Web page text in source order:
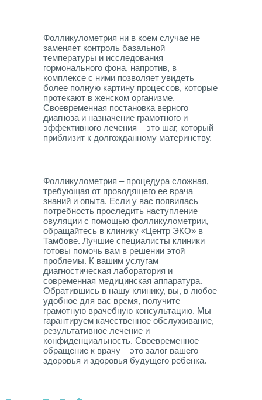
Фолликулометрия ни в коем случае не
заменяет контроль базальной
температуры и исследования
гормонального фона, напротив, в
комплексе с ними позволяет увидеть
более полную картину процессов, которые
протекают в женском организме.
Своевременная постановка верного
диагноза и назначение грамотного и
эффективного лечения – это шаг, который
приблизит к долгожданному материнству.
Фолликулометрия – процедура сложная,
требующая от проводящего ее врача
знаний и опыта. Если у вас появилась
потребность проследить наступление
овуляции с помощью фолликулометрии,
обращайтесь в клинику «Центр ЭКО» в
Тамбове. Лучшие специалисты клиники
готовы помочь вам в решении этой
проблемы. К вашим услугам
диагностическая лаборатория и
современная медицинская аппаратура.
Обратившись в нашу клинику, вы, в любое
удобное для вас время, получите
грамотную врачебную консультацию. Мы
гарантируем качественное обслуживание,
результативное лечение и
конфиденциальность. Своевременное
обращение к врачу – это залог вашего
здоровья и здоровья будущего ребенка.